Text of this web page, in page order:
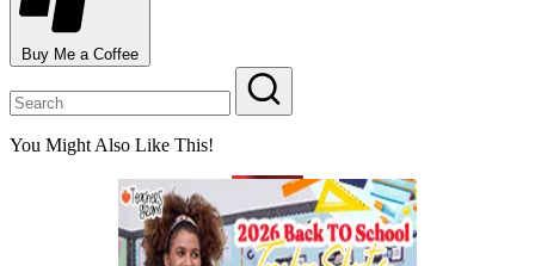
Buy Me a Coffee
You Might Also Like This!